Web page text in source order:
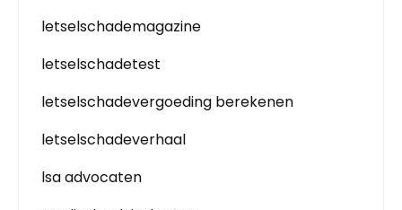
letselschademagazine
letselschadetest
letselschadevergoeding berekenen
letselschadeverhaal
lsa advocaten